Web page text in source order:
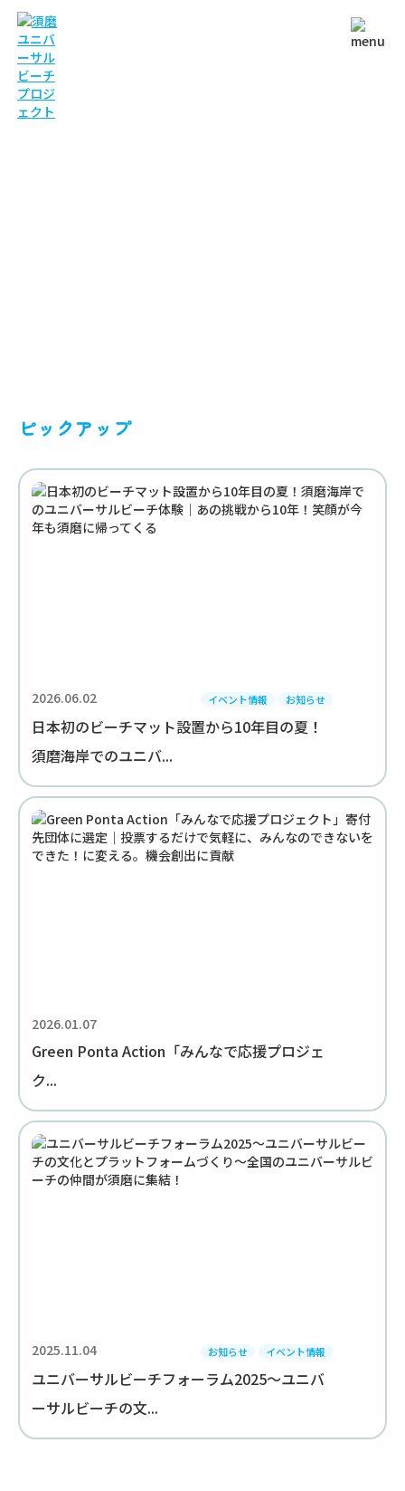
ピックアップ
2026.06.02 イベント情報 お知らせ
日本初のビーチマット設置から10年目の夏！
須磨海岸でのユニバ...
2026.01.07
Green Ponta Action「みんなで応援プロジェ
ク...
2025.11.04 お知らせ イベント情報
ユニバーサルビーチフォーラム2025～ユニバ
ーサルビーチの文...